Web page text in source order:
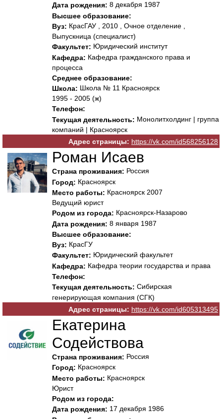
Дата рождения: 8 декабря 1987
Высшее образование:
Вуз: КрасГАУ , 2010 , Очное отделение ,
Выпускница (специалист)
Факультет: Юридический институт
Кафедра: Кафедра гражданского права и
процесса
Среднее образование:
Школа: Школа № 11 Красноярск
1995 - 2005 (ж)
Телефон:
Текущая деятельность: Монолитхолдинг | группа
компаний | Красноярск
Адрес страницы: https://vk.com/id568256128
Роман Исаев
Страна проживания: Россия
Город: Красноярск
Место работы: Красноярск 2007
Ведущий юрист
Родом из города: Красноярск-Назарово
Дата рождения: 8 января 1987
Высшее образование:
Вуз: КрасГУ
Факультет: Юридический факультет
Кафедра: Кафедра теории государства и права
Телефон:
Текущая деятельность: Сибирская
генерирующая компания (СГК)
Адрес страницы: https://vk.com/id605313495
Екатерина
Содействова
Страна проживания: Россия
Город: Красноярск
Место работы: Красноярск
Юрист
Родом из города:
Дата рождения: 17 декабря 1986